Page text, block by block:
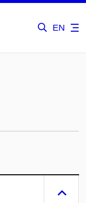
EN